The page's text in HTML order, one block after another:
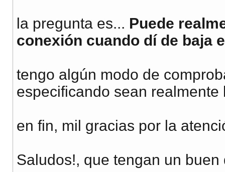
la pregunta es... Puede
conexión cuando dí de baja
tengo algún modo de
especificando sean realmente
en fin, mil gracias por la
Saludos!, que tengan un buen